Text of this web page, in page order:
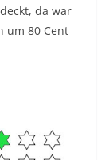
da war
um 80 Cent